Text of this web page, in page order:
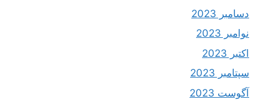
دسامبر 2023
نوامبر 2023
اکتبر 2023
سپتامبر 2023
آگوست 2023